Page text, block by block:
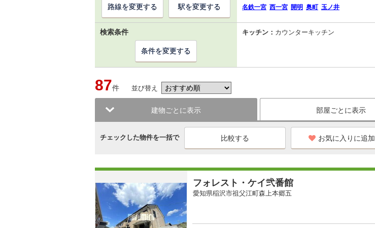
名鉄一宮 西一宮 開明 奥町 玉ノ井
路線を変更する 駅を変更する
検索条件 キッチン： カウンターキッチン
条件を変更する
87件 並び替え
建物ごとに表示 部屋ごとに表示
チェックした物件を一括で お気に入りに追加
フォレスト・ケイ弐番館
愛知県稲沢市祖父江町森上本郷五